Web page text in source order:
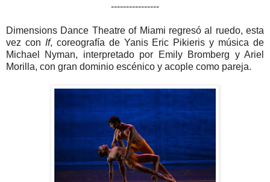
----------------
Dimensions Dance Theatre of Miami regresó al ruedo, esta
vez con If, coreografía de Yanis Eric Pikieris y música de
Michael Nyman, interpretado por Emily Bromberg y Ariel
Morilla, con gran dominio escénico y acople como pareja.